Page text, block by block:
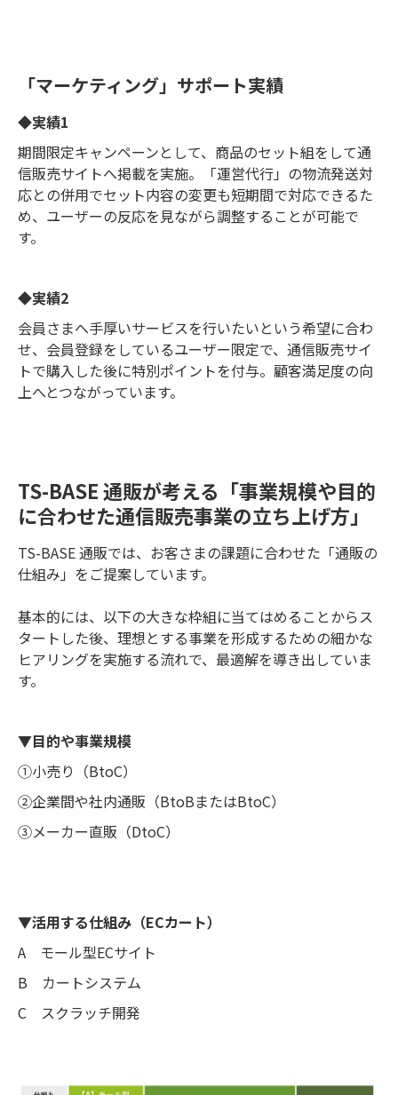
「マーケティング」サポート実績
◆実績1
期間限定キャンペーンとして、商品のセット組をして通
信販売サイトへ掲載を実施。「運営代行」の物流発送対
応との併用でセット内容の変更も短期間で対応できるた
め、ユーザーの反応を見ながら調整することが可能で
す。
◆実績2
会員さまへ手厚いサービスを行いたいという希望に合わ
せ、会員登録をしているユーザー限定で、通信販売サイ
トで購入した後に特別ポイントを付与。顧客満足度の向
上へとつながっています。
TS-BASE 通販が考える「事業規模や目的
に合わせた通信販売事業の立ち上げ方」
TS-BASE 通販では、お客さまの課題に合わせた「通販の
仕組み」をご提案しています。
基本的には、以下の大きな枠組に当てはめることからス
タートした後、理想とする事業を形成するための細かな
ヒアリングを実施する流れで、最適解を導き出していま
す。
▼目的や事業規模
➀小売り（BtoC）
②企業間や社内通販（BtoBまたはBtoC）
③メーカー直販（DtoC）
▼活用する仕組み（ECカート）
A モール型ECサイト
B カートシステム
C スクラッチ開発